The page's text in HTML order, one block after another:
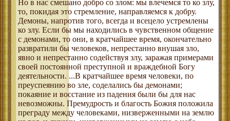
Но в нас смешано добро со злом: мы влечемся то ко злу,
то, покидая это стремление, направляемся к добру.
Демоны, напротив того, всегда и всецело устремлены
ко злу. Если бы мы находились в чувственном общение
с демонами, то они, в кратчайшее время, окончательно
развратили бы человеков, непрестанно внушая зло,
явно и непрестанно содействуя злу, заражая примерами
своей постоянной преступной и враждебной Богу
деятельности. ...В кратчайшее время человеки, по
преуспеянию во зле, соделались бы демонами;
покаяние и восстание из падения были бы для нас
невозможны. Премудрость и благость Божия положила
преграду между человеками, низверженными на землю